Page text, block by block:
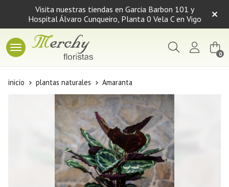
Visita nuestras tiendas en Garcia Barbon 101 y
Hospital Álvaro Cunqueiro, Planta 0 Vela C en Vigo
Buscar 0
inicio plantas naturales Amaranta